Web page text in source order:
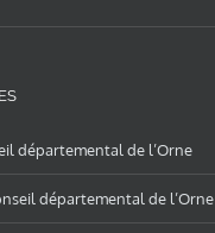
départemental de l’Orne
départemental de l’Orne